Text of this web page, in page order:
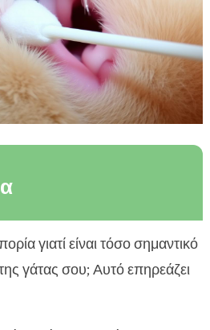
ο καθαρισμός αυτιών
τα αυτιά της γάτας
γιατί είναι τόσο σημαντικό
γάτας σου; Αυτό επηρεάζει